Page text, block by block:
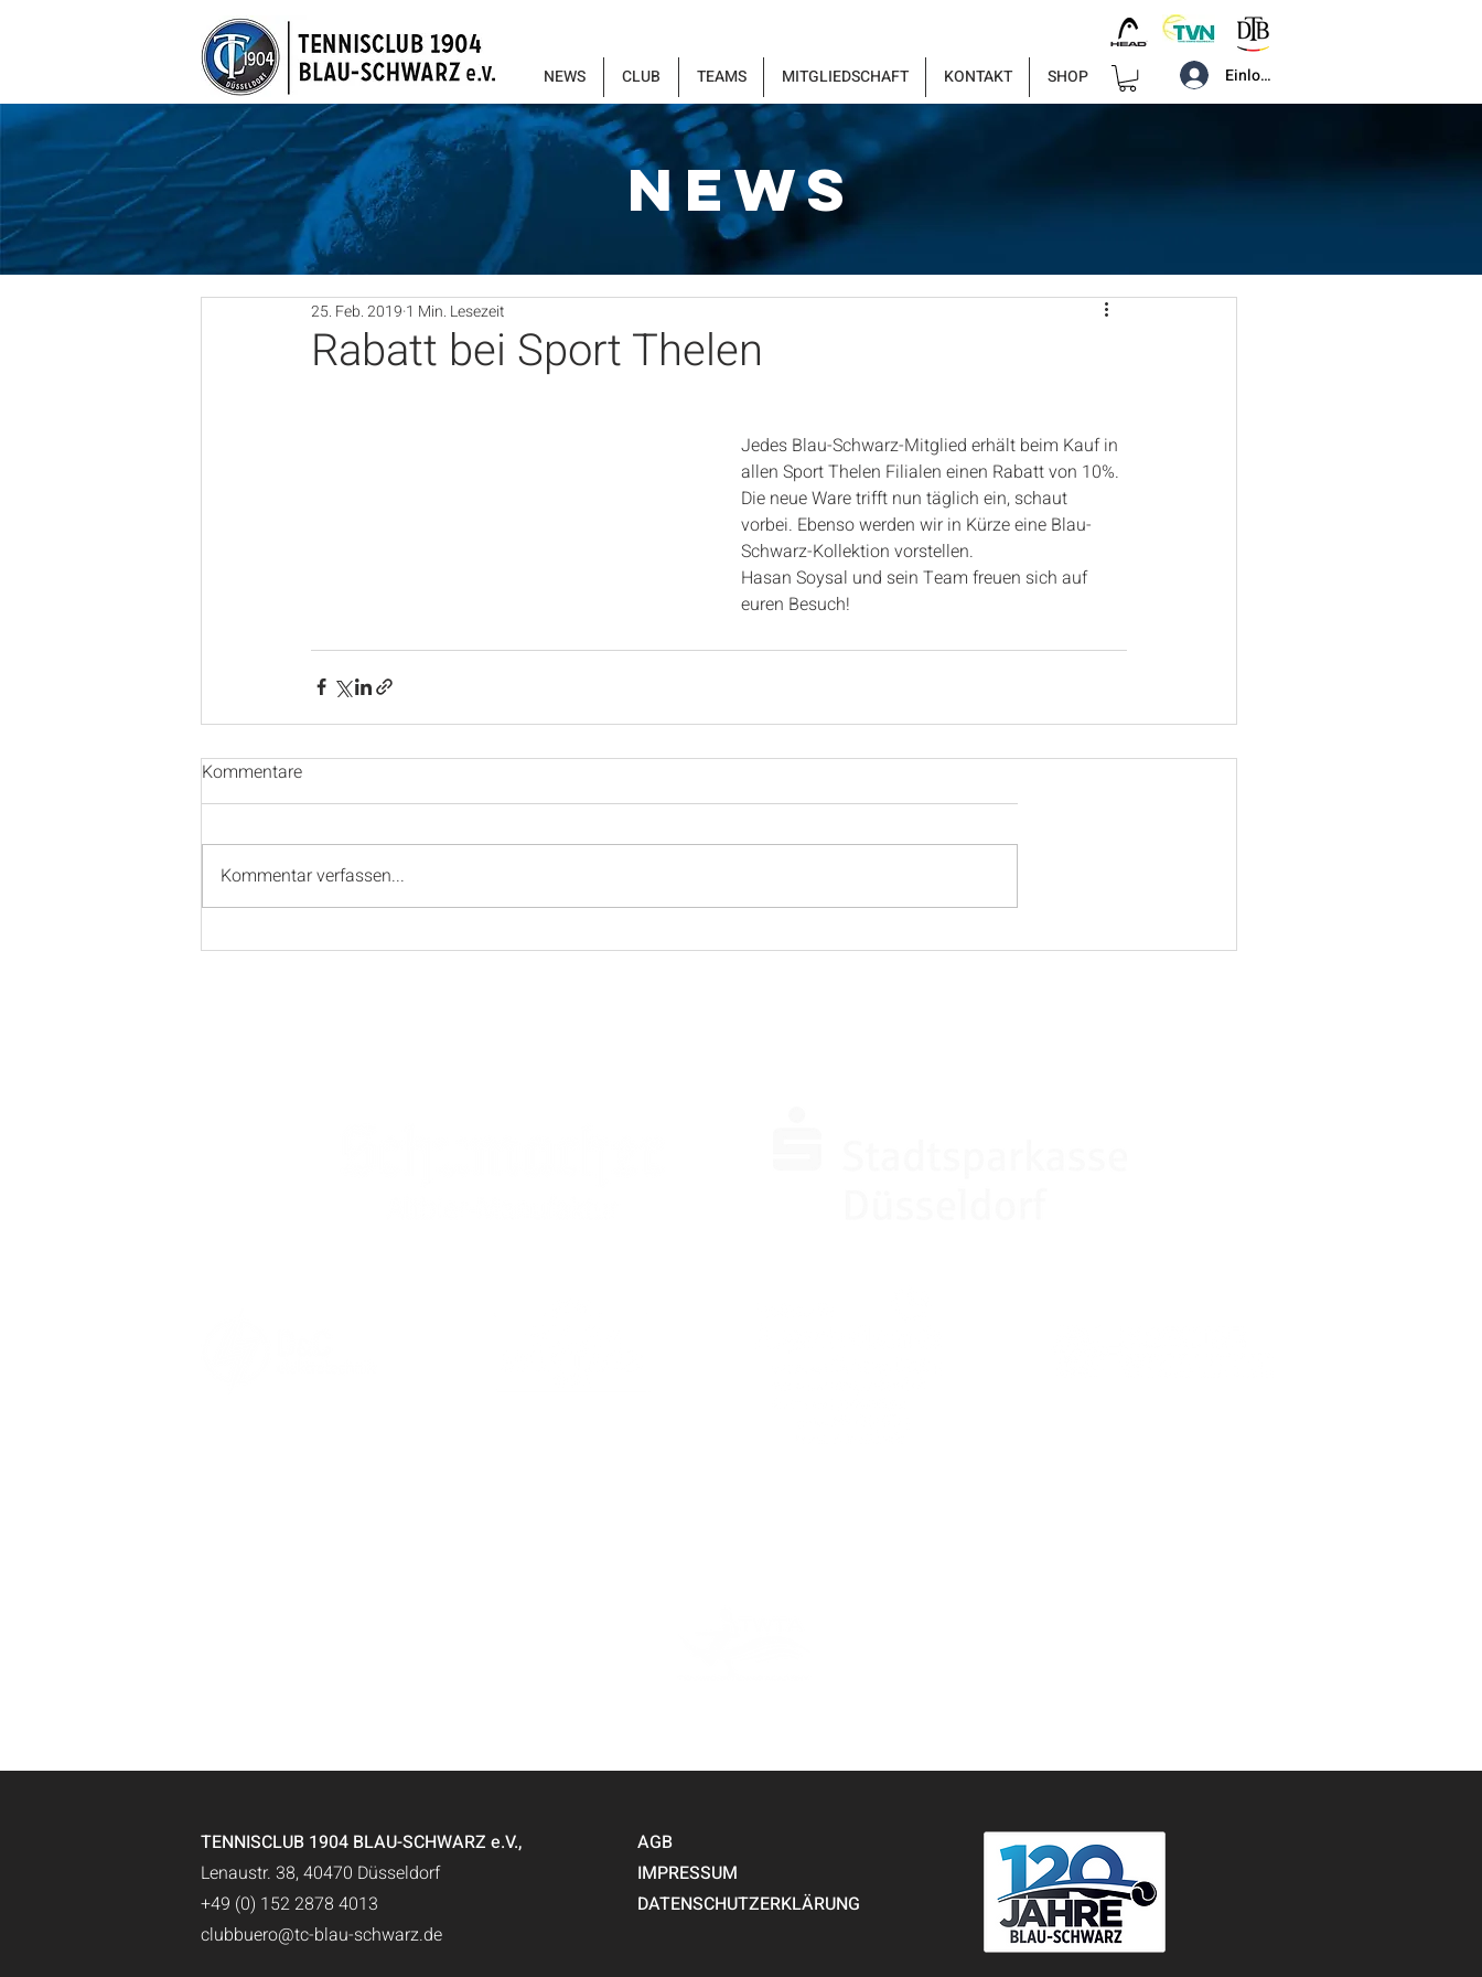
NEWS CLUB TEAMS MITGLIEDSCHAFT KONTAKT SHOP Einloggen
NEWS
Rabatt bei Sport Thelen
25. Feb. 2019 1 Min. Lesezeit
Jedes Blau-Schwarz-Mitglied erhält beim Kauf in
allen Sport Thelen Filialen einen Rabatt von 10%.
Die neue Ware trifft nun täglich ein, schaut
vorbei. Ebenso werden wir in Kürze eine Blau-
Schwarz-Kollektion vorstellen.
Hasan Soysal und sein Team freuen sich auf
euren Besuch!
Kommentare
Kommentar verfassen...
TENNISCLUB 1904 BLAU-SCHWARZ e.V.,
Lenaustr. 38, 40470 Düsseldorf
+49 (0) 152 2878 4013
clubbuero@tc-blau-schwarz.de
AGB
IMPRESSUM
DATENSCHUTZERKLÄRUNG